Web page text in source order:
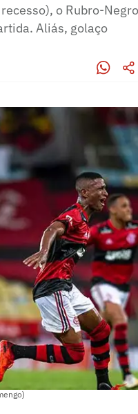
o Rubro-
Aliás, golaço